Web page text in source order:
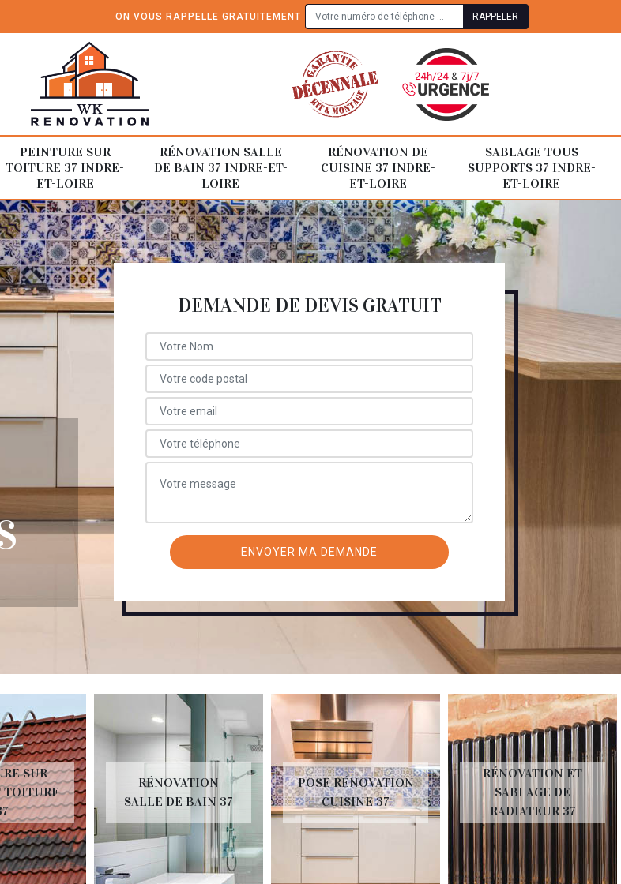
ON VOUS RAPPELLE GRATUITEMENT
PEINTURE SUR
TOITURE 37 INDRE-
ET-LOIRE
RÉNOVATION SALLE
DE BAIN 37 INDRE-ET-
LOIRE
RÉNOVATION DE
CUISINE 37 INDRE-
ET-LOIRE
SABLAGE TOUS
SUPPORTS 37 INDRE-
ET-LOIRE
DEMANDE DE DEVIS GRATUIT
SUR
RÉNOVATION
SALLE DE BAIN 37
POSE RÉNOVATION
CUISINE 37
RÉNOVATION ET
SABLAGE DE
RADIATEUR 37